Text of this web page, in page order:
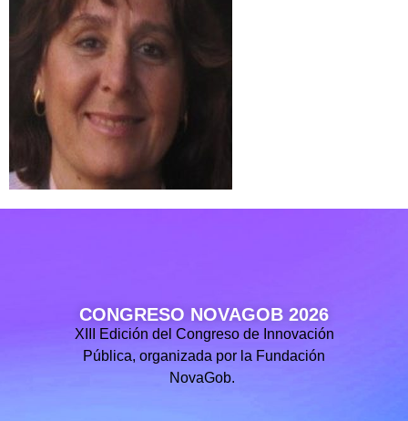
CONGRESO NOVAGOB 2026
XIII Edición del Congreso de Innovación
Pública, organizada por la Fundación
NovaGob.